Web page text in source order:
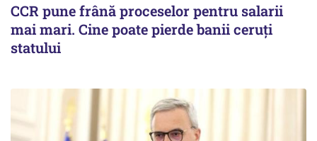
CCR pune frână proceselor pentru salarii
mai mari. Cine poate pierde banii ceruți
statului